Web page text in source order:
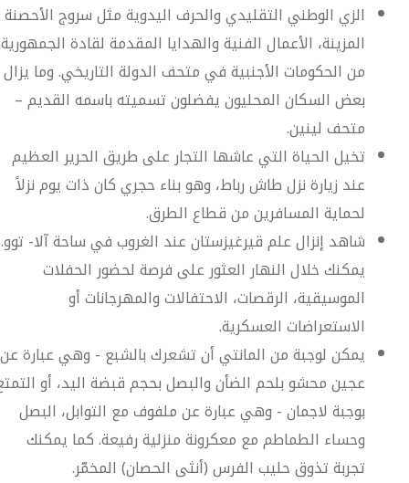
الزي الوطني التقليدي والحرف اليدوية مثل سروج الأحصنة
المزينة، الأعمال الفنية والهدايا المقدمة لقادة الجمهورية
من الحكومات الأجنبية في متحف الدولة التاريخي. وما يزال
بعض السكان المحليون يفضلون تسميته باسمه القديم –
متحف لينين.
تخيل الحياة التي عاشها التجار على طريق الحرير العظيم
عند زيارة نزل طاش رباط، وهو بناء حجري كان ذات يوم نزلاً
لحماية المسافرين من قطاع الطرق.
شاهد إنزال علم قيرغيزستان عند الغروب في ساحة آلا- توو.
يمكنك خلال النهار العثور على فرصة لحضور الحفلات
الموسيقية، الرقصات، الاحتفالات والمهرجانات أو
الاستعراضات العسكرية.
يمكن لوجبة من المانتي أن تشعرك بالشبع - وهي عبارة عن
عجين محشو بلحم الضأن والبصل بحجم قبضة اليد، أو
بوجبة لاجمان - وهي عبارة عن ملفوف مع التوابل، البصل
وحساء الطماطم مع معكرونة منزلية رفيعة. كما يمكنك
تجربة تذوق حليب الفرس (أنثى الحصان) المخمّر.